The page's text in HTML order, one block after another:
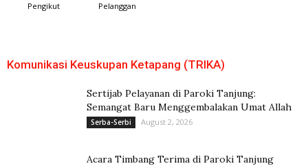
Pengikut Pelanggan
Komunikasi Keuskupan Ketapang (TRIKA)
Sertijab Pelayanan di Paroki Tanjung:
Semangat Baru Menggembalakan Umat Allah
Serba-Serbi August 2, 2026
Acara Timbang Terima di Paroki Tanjung